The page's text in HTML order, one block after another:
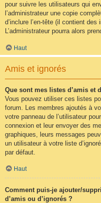
pour suivre les utilisateurs qui
l’administrateur une copie
d’inclure l’en-tête (il contient
L’administrateur pourra alors
Haut
Amis et ignorés
Que sont mes listes d’amis et
Vous pouvez utiliser ces listes
forum. Les membres ajoutés à
votre panneau de l’utilisateur
connexion et leur envoyer des
graphiques, leurs messages
un utilisateur à votre liste
par défaut.
Haut
Comment puis-je ajouter/
d’amis ou d’ignorés ?